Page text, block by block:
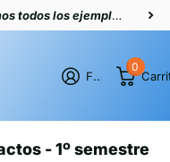
ejemplares actualizados
Firme en el registro
0
- 1º semestre